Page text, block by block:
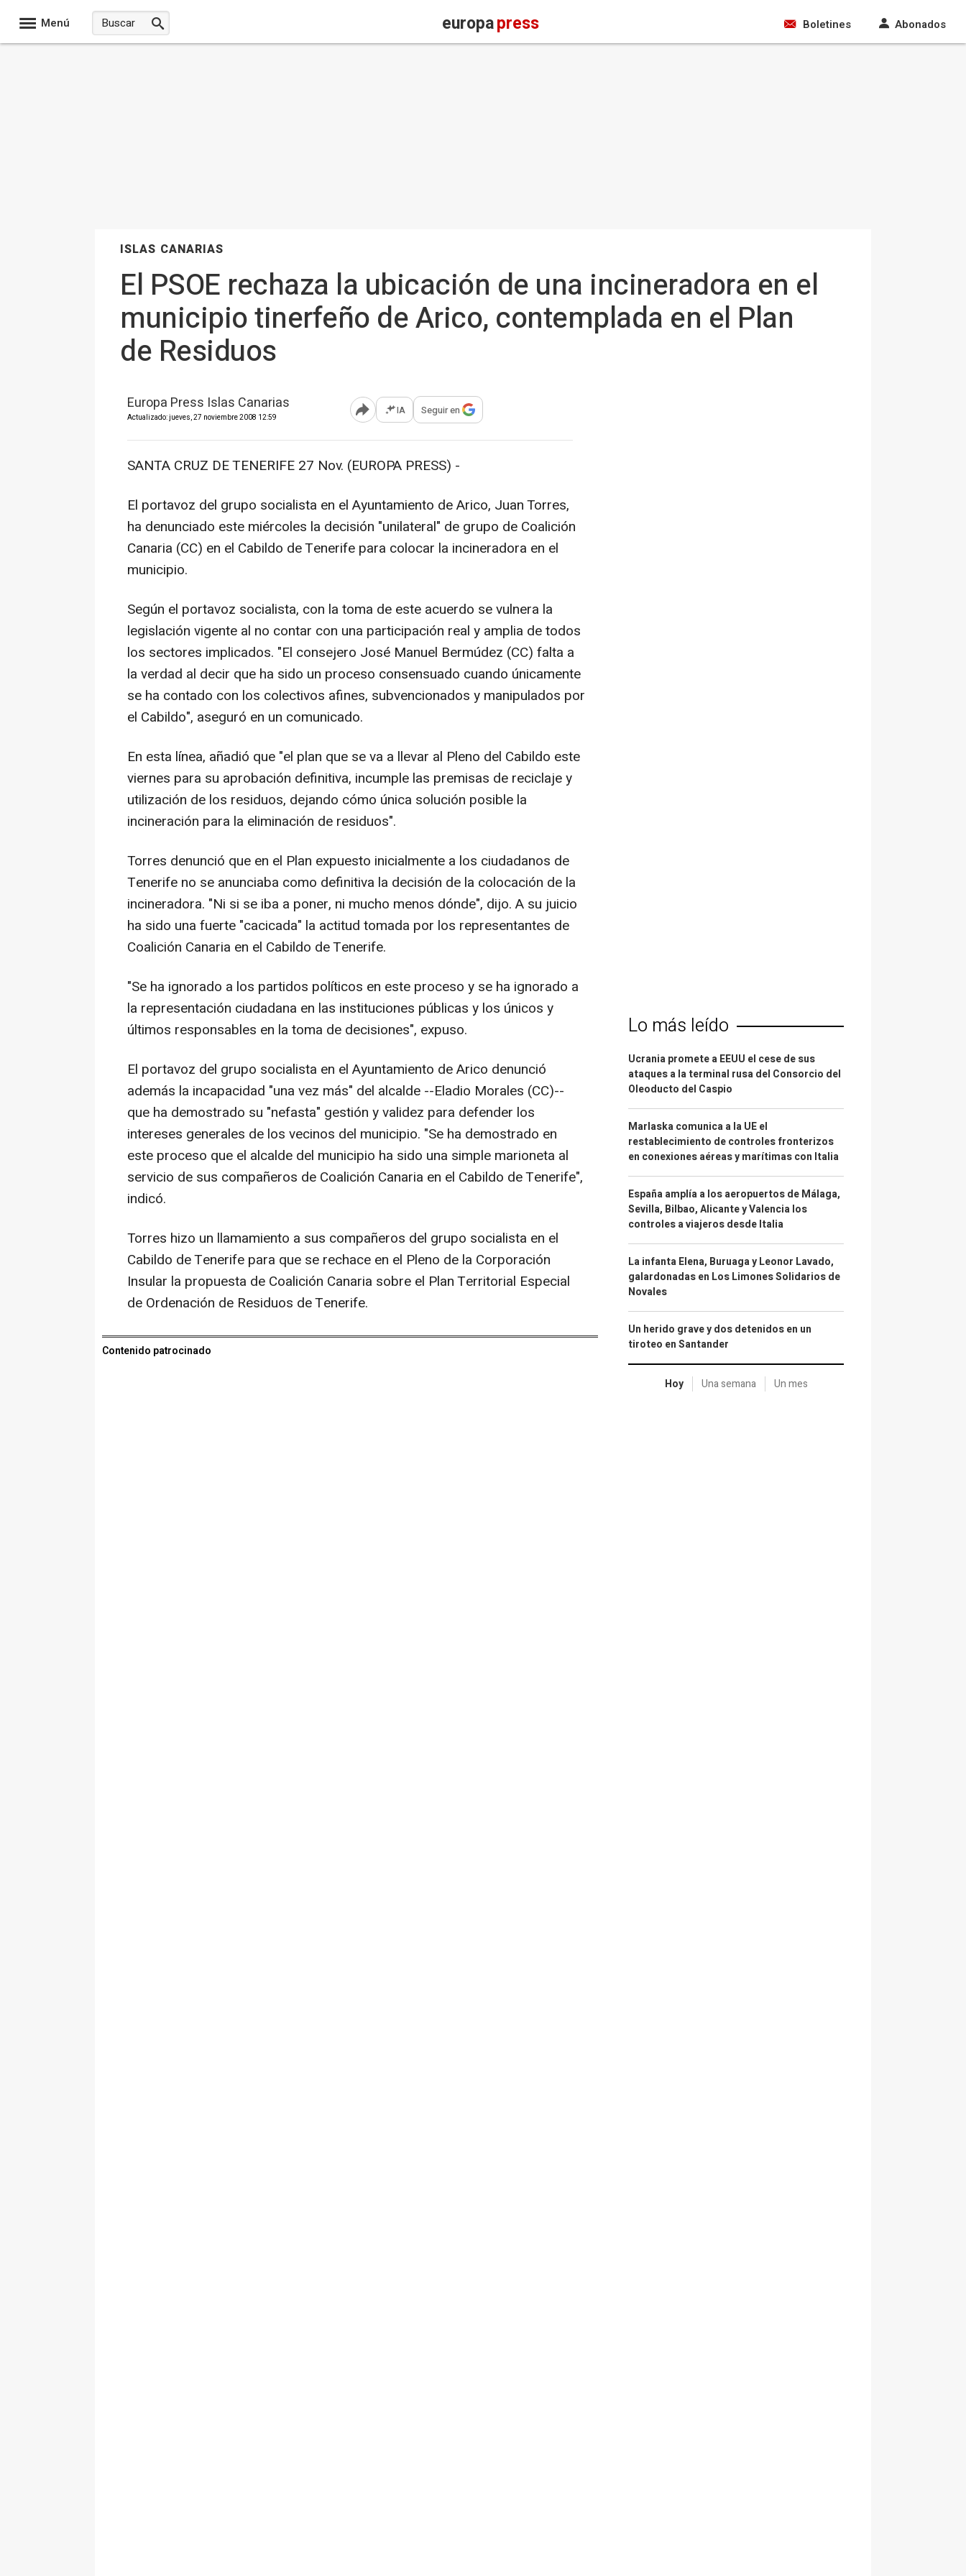
Menú europapress Boletines Abonados
ISLAS CANARIAS
El PSOE rechaza la ubicación de una incineradora en el
municipio tinerfeño de Arico, contemplada en el Plan
de Residuos
Europa Press Islas Canarias
Actualizado: jueves, 27 noviembre 2008 12:59 Abrir opciones para compartir
IA Seguir en
SANTA CRUZ DE TENERIFE 27 Nov. (EUROPA PRESS) -
El portavoz del grupo socialista en el Ayuntamiento de Arico, Juan Torres,
ha denunciado este miércoles la decisión "unilateral" de grupo de Coalición
Canaria (CC) en el Cabildo de Tenerife para colocar la incineradora en el
municipio.
Según el portavoz socialista, con la toma de este acuerdo se vulnera la
legislación vigente al no contar con una participación real y amplia de todos
los sectores implicados. "El consejero José Manuel Bermúdez (CC) falta a
la verdad al decir que ha sido un proceso consensuado cuando únicamente
se ha contado con los colectivos afines, subvencionados y manipulados por
el Cabildo", aseguró en un comunicado.
En esta línea, añadió que "el plan que se va a llevar al Pleno del Cabildo este
viernes para su aprobación definitiva, incumple las premisas de reciclaje y
utilización de los residuos, dejando cómo única solución posible la
incineración para la eliminación de residuos".
Torres denunció que en el Plan expuesto inicialmente a los ciudadanos de
Tenerife no se anunciaba como definitiva la decisión de la colocación de la
incineradora. "Ni si se iba a poner, ni mucho menos dónde", dijo. A su juicio
ha sido una fuerte "cacicada" la actitud tomada por los representantes de
Coalición Canaria en el Cabildo de Tenerife.
"Se ha ignorado a los partidos políticos en este proceso y se ha ignorado a
la representación ciudadana en las instituciones públicas y los únicos y
últimos responsables en la toma de decisiones", expuso.
El portavoz del grupo socialista en el Ayuntamiento de Arico denunció
además la incapacidad "una vez más" del alcalde --Eladio Morales (CC)--
que ha demostrado su "nefasta" gestión y validez para defender los
intereses generales de los vecinos del municipio. "Se ha demostrado en
este proceso que el alcalde del municipio ha sido una simple marioneta al
servicio de sus compañeros de Coalición Canaria en el Cabildo de Tenerife",
indicó.
Torres hizo un llamamiento a sus compañeros del grupo socialista en el
Cabildo de Tenerife para que se rechace en el Pleno de la Corporación
Insular la propuesta de Coalición Canaria sobre el Plan Territorial Especial
de Ordenación de Residuos de Tenerife.
Contenido patrocinado
Lo más leído
Ucrania promete a EEUU el cese de sus
ataques a la terminal rusa del Consorcio del
Oleoducto del Caspio
Marlaska comunica a la UE el
restablecimiento de controles fronterizos
en conexiones aéreas y marítimas con Italia
España amplía a los aeropuertos de Málaga,
Sevilla, Bilbao, Alicante y Valencia los
controles a viajeros desde Italia
La infanta Elena, Buruaga y Leonor Lavado,
galardonadas en Los Limones Solidarios de
Novales
Un herido grave y dos detenidos en un
tiroteo en Santander
Hoy Una semana Un mes